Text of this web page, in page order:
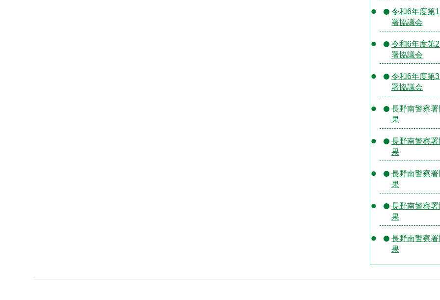
令和6年度第
署協議会
令和6年度第
署協議会
令和6年度第
署協議会
長野南警察
果
長野南警察
果
長野南警察
果
長野南警察
果
長野南警察
果